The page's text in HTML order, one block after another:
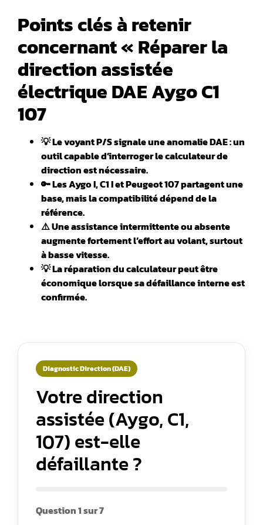
Points clés à retenir
concernant « Réparer la
direction assistée
électrique DAE Aygo C1
107
💡 Le voyant P/S signale une anomalie DAE : un
outil capable d’interroger le calculateur de
direction est nécessaire.
🔑 Les Aygo I, C1 I et Peugeot 107 partagent une
base, mais la compatibilité dépend de la
référence.
⚠️ Une assistance intermittente ou absente
augmente fortement l’effort au volant, surtout
à basse vitesse.
💡 La réparation du calculateur peut être
économique lorsque sa défaillance interne est
confirmée.
Diagnostic Direction (DAE)
Votre direction
assistée (Aygo, C1,
107) est-elle
défaillante ?
Question 1 sur 7